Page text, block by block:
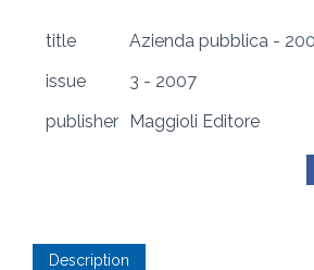
title
Azienda pubblica -
issue
3 - 2007
publisher Maggioli Editore
Description